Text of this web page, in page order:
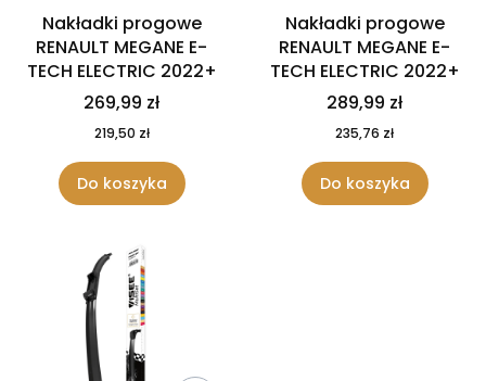
Nakładki progowe
RENAULT MEGANE E-
TECH ELECTRIC 2022+
269,99 zł
219,50 zł
Do koszyka
Nakładki progowe
RENAULT MEGANE E-
TECH ELECTRIC 2022+
289,99 zł
235,76 zł
Do koszyka